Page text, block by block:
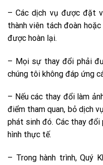
– Các dịch vụ được đặt
thành viên tách đoàn
được hoàn lại.
– Mọi sự thay đổi phải
chúng tôi không đáp ứng
– Nếu các thay đổi làm
điểm tham quan, bỏ dịch
phát sinh đó. Các thay
hình thực tế.
– Trong hành trình, Quý